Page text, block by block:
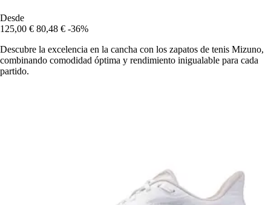
Desde
125,00 € 80,48 € -36%
Descubre la excelencia en la cancha con los zapatos de tenis Mizuno,
combinando comodidad óptima y rendimiento inigualable para cada
partido.